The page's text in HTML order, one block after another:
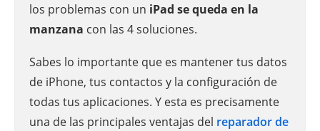
los problemas con un iPad se queda en la
manzana con las 4 soluciones.
Sabes lo importante que es mantener tus datos
de iPhone, tus contactos y la configuración de
todas tus aplicaciones. Y esta es precisamente
una de las principales ventajas del reparador de